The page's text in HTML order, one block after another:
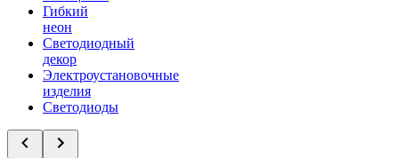
Гибкий
неон
Светодиодный
декор
Электроустановочные
изделия
Светодиоды